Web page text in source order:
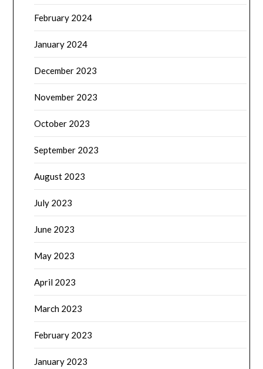
February 2024
January 2024
December 2023
November 2023
October 2023
September 2023
August 2023
July 2023
June 2023
May 2023
April 2023
March 2023
February 2023
January 2023